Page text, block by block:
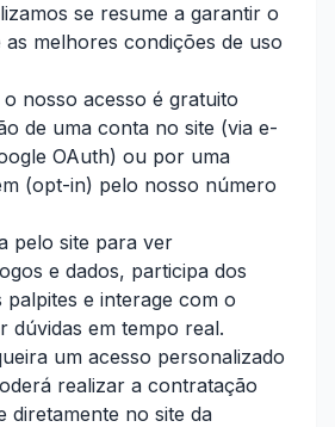
se resume a garantir o
melhores condições de uso
nosso acesso é gratuito
de uma conta no site (via e-
OAuth) ou por uma
(opt-in) pelo nosso número
pelo site para ver
e dados, participa dos
palpites e interage com o
dúvidas em tempo real.
um acesso personalizado
realizar a contratação
diretamente no site da